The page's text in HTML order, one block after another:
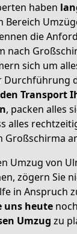
haben
Bereich
die
nach
sich um
Durchführung
Transport
, packen alles
alles
Großschirma
Umzug von
zögern Sie
in Anspruch
uns heute
Umzug zu